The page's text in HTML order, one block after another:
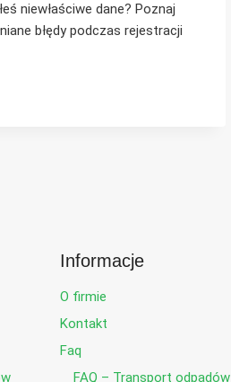
niewłaściwe dane? Poznaj
błędy podczas rejestracji
Informacje
O firmie
Kontakt
Faq
FAQ – Transport odpadów